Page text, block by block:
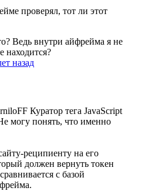
проверял, тот ли этот
Ведь внутри айфрейма я не
находится?
назад
Куратор тега JavaScript
могу понять, что именно
реципиенту на его
должен вернуть токен
с базой